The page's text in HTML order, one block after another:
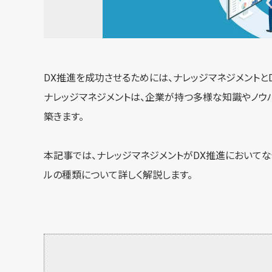
DX推進を成功させるためには、ナレッジマネジメント
ナレッジマネジメントは、企業が持つ多様な知識やノ
築きます。
本記事では、ナレッジマネジメントがDX推進において
ルの種類について詳しく解説します。